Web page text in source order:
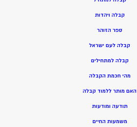
קבלה ויהדות
ספר הזוהר
קבלה לעם ישראל
קבלה למתחילים
מהי חכמת הקבלה
האם מותר ללמוד קבלה
תודעה ומודעות
משמעות החיים